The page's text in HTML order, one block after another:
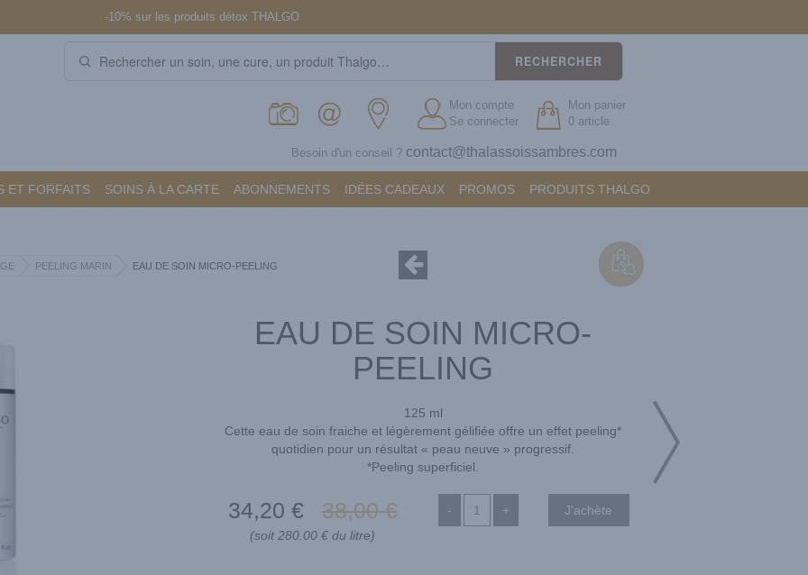
ET FORFAITS SOINS À LA CARTE ABONNEMENTS IDÉES CADEAUX PROMOS PRODUITS THALGO
-10% sur les produits détox THALGO
Besoin d'un conseil ? contact@thalassoissambres.com
RECHERCHER
Mon compte
Se connecter
Mon panier
0 article
PEELING MARIN EAU DE SOIN MICRO-PEELING
EAU DE SOIN MICRO-
PEELING
125 ml
Cette eau de soin fraiche et légèrement gélifiée offre un effet peeling*
quotidien pour un résultat « peau neuve » progressif.
*Peeling superficiel.
34,20 € 38,00 €
(soit 280.00 € du litre)
- +